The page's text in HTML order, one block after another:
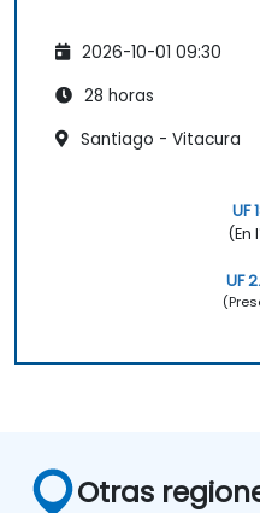
2026-10-01 09:30
28 horas
Santiago - Vitacura
UF
(En
UF
Otras